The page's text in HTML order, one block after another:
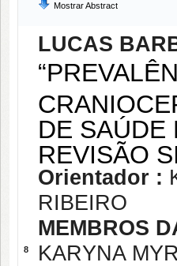
Mostrar Abstract
8
LUCAS
DE SAÚDE
REVISÃO
Orientador :
RIBEIRO
MEMBROS
KARYNA